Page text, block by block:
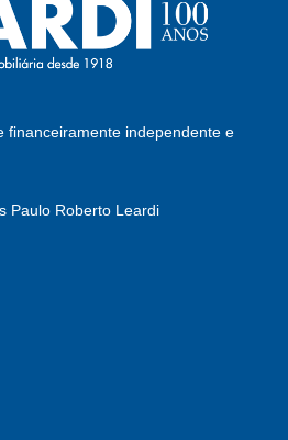
financeiramente independente e
Paulo Roberto Leardi